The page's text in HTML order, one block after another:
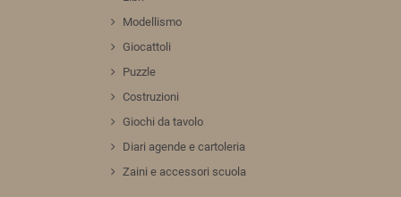
Modellismo
Giocattoli
Puzzle
Costruzioni
Giochi da tavolo
Diari agende e cartoleria
Zaini e accessori scuola